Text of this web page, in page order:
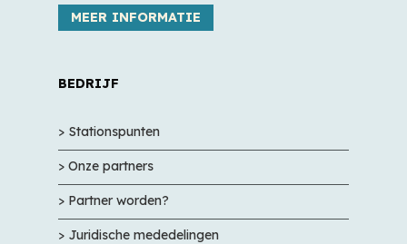
MEER INFORMATIE
BEDRIJF
> Stationspunten
> Onze partners
> Partner worden?
> Juridische mededelingen